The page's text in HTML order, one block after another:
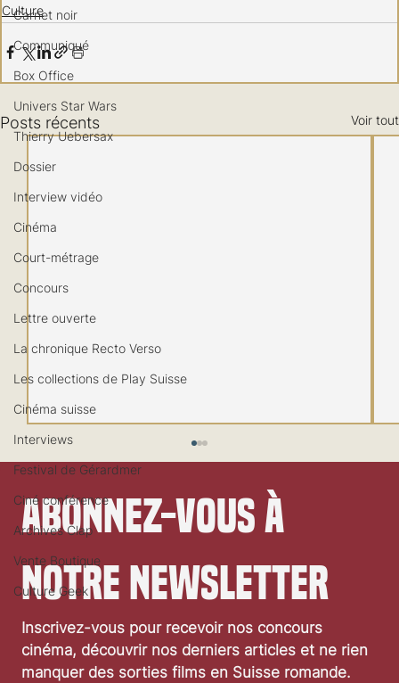
Carnet noir
Communiqué
Box Office
Univers Star Wars
Thierry Uebersax
Dossier
Interview vidéo
Cinéma
Court-métrage
Concours
Lettre ouverte
La chronique Recto Verso
Les collections de Play Suisse
Cinéma suisse
Interviews
Festival de Gérardmer
Ciné conférence
Archives Clap
Vente Boutique
Culture Geek
Culture
Posts récents Voir tout
Festival de Locarno 2026: Taxi Driver
Abonnez-vous à
notre newsletter
Inscrivez-vous pour recevoir nos concours
cinéma, découvrir nos derniers articles et ne rien
manquer des sorties films en Suisse romande.